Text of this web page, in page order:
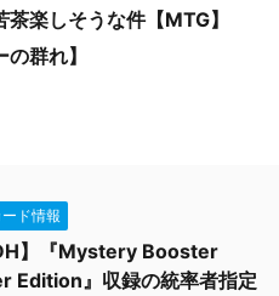
楽しそうな件【MTG】
の群れ】
ド情報
】『Mystery Booster
Edition』収録の統率者指定